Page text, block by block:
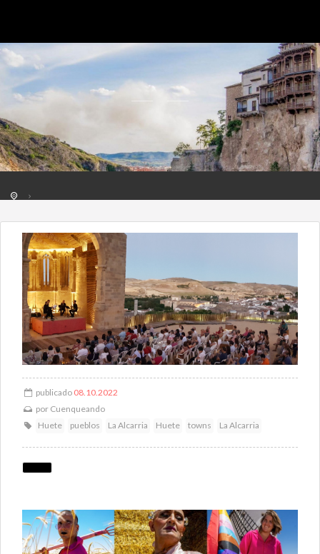
publicado 08.10.2022
por Cuenqueando
Huete
pueblos La Alcarria Huete towns La Alcarria